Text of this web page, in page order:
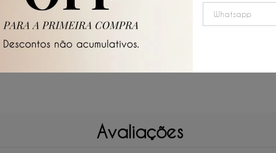
Avaliações